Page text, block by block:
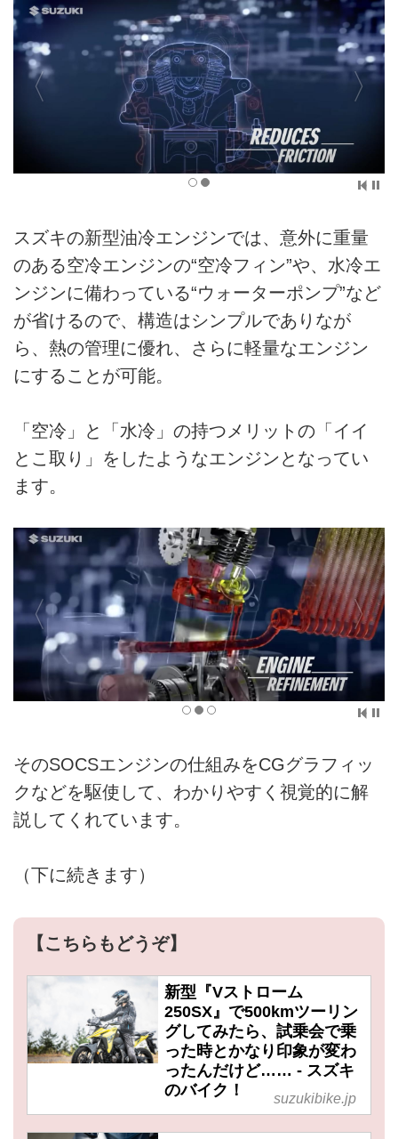
スズキの新型油冷エンジンでは、意外に重量
のある空冷エンジンの“空冷フィン”や、水冷エ
ンジンに備わっている“ウォーターポンプ”など
が省けるので、構造はシンプルでありなが
ら、熱の管理に優れ、さらに軽量なエンジン
にすることが可能。
「空冷」と「水冷」の持つメリットの「イイ
とこ取り」をしたようなエンジンとなってい
ます。
そのSOCSエンジンの仕組みをCGグラフィッ
クなどを駆使して、わかりやすく視覚的に解
説してくれています。
（下に続きます）
【こちらもどうぞ】
新型『Vストローム
250SX』で500kmツーリン
グしてみたら、試乗会で乗
った時とかなり印象が変わ
ったんだけど…… - スズキ
のバイク！
suzukibike.jp